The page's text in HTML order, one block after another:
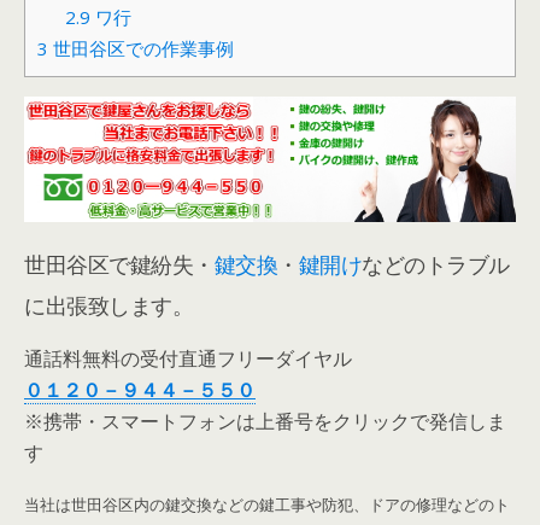
2.9 ワ行
3 世田谷区での作業事例
世田谷区で鍵紛失・ 鍵交換 ・ 鍵開けなどのトラブル
に出張致します。
通話料無料の受付直通フリーダイヤル
０１２０－９４４－５５０
※携帯・スマートフォンは上番号をクリックで発信しま
す
当社は世田谷区内の鍵交換などの鍵工事や防犯、ドアの修理などのト